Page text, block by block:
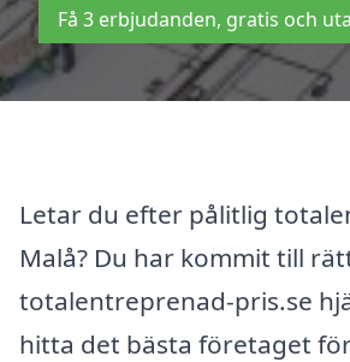
Få 3 erbjudanden, gratis och
Letar du efter pålitlig
Malå? Du har kommit till
totalentreprenad-pris.se
hitta det bästa företaget